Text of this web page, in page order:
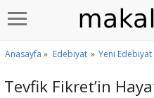
Anasayfa » Edebiyat » Yeni Edebiyat
Tevfik Fikret’in